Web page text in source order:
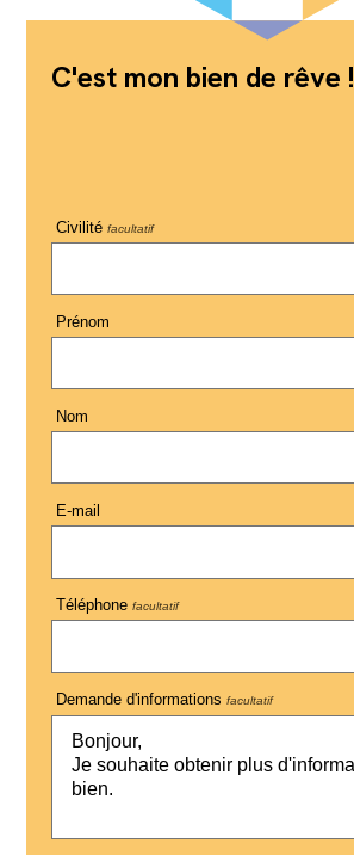
C'est mon bien de rêve !
Civilité facultatif
Prénom
Nom
E-mail
Téléphone facultatif
Demande d'informations facultatif